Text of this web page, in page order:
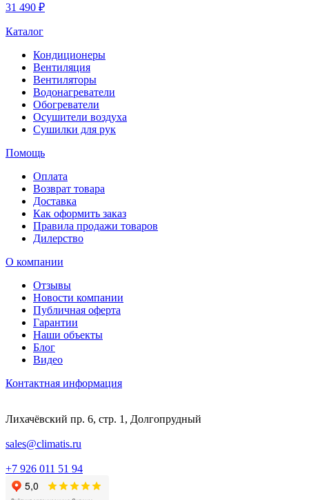
31 490 ₽
Каталог
Кондиционеры
Вентиляция
Вентиляторы
Водонагреватели
Обогреватели
Осушители воздуха
Сушилки для рук
Помощь
Оплата
Возврат товара
Доставка
Как оформить заказ
Правила продажи товаров
Дилерство
О компании
Отзывы
Новости компании
Публичная оферта
Гарантии
Наши объекты
Блог
Видео
Контактная информация
Лихачёвский пр. 6, стр. 1, Долгопрудный
sales@climatis.ru
+7 926 011 51 94